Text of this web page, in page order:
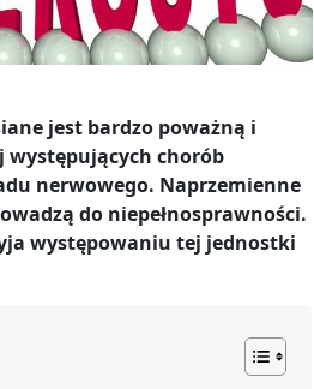
jest bardzo poważną i
występujących chorób
nerwowego. Naprzemienne
do niepełnosprawności.
występowaniu tej jednostki